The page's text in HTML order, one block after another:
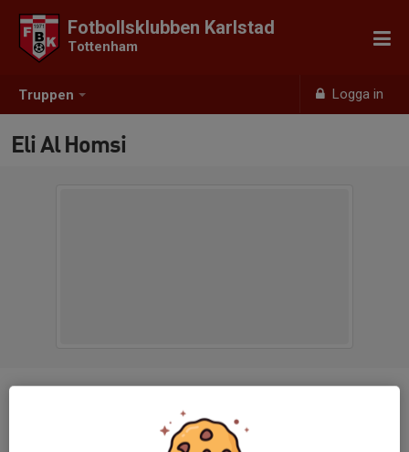
Truppen Logga in
Fotbollsklubben Karlstad
Tottenham
Eli Al Homsi
4 år